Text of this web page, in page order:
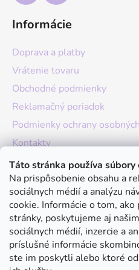
Táto stránka používa súbory
Na prispôsobenie obsahu a
sociálnych médií a analýzu
cookie. Informácie o tom,
stránky, poskytujeme aj
sociálnych médií, inzercie a
príslušné informácie
ste im poskytli alebo ktoré
Informácie
Doprava a platby
Vrátenie tovaru
Obchodné podmienky
Reklamačný poriadok
Podmienky ochrany
Kontakty
O nás
Hodnotenie obchodu
Moja objednávka
Instagram